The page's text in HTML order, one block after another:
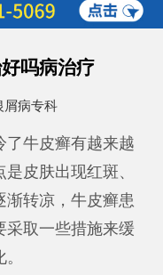
吗病治疗
屑病专科
牛皮癣有越来越
皮肤出现红斑、
渐转凉，牛皮癣患
采取一些措施来缓